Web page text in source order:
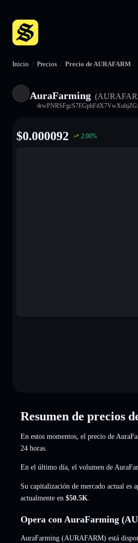
Inicio / Precios / Precio de AURAFARM
AuraFarming
$0.000092 2.00%
Resumen de precios
En estos momentos, el precio de
24 horas.
En el último día, el volumen de
Su capitalización de mercado actual es
actualmente en $50.5K
Opera con AuraFarming
AuraFarming (AURAFARM) está